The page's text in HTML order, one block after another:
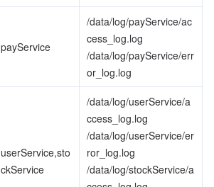
payService
/data/log/payService/ac
cess_log.log
/data/log/payService/err
or_log.log
userService,sto
ckService
/data/log/userService/a
ccess_log.log
/data/log/userService/er
ror_log.log
/data/log/stockService/a